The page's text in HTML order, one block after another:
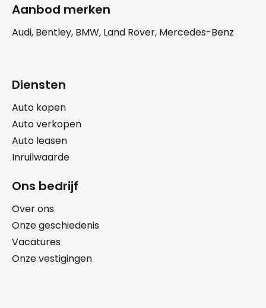
Aanbod merken
Audi, Bentley, BMW, Land Rover, Mercedes-Benz
Diensten
Auto kopen
Auto verkopen
Auto leasen
Inruilwaarde
Ons bedrijf
Over ons
Onze geschiedenis
Vacatures
Onze vestigingen